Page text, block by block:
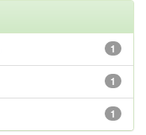
1
1
1